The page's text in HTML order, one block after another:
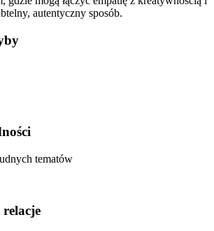
autentyczny sposób.
tematów